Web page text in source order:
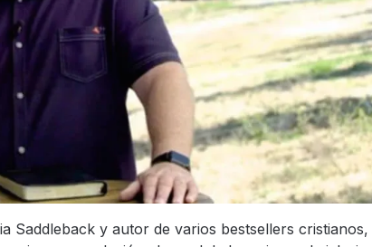
Saddleback y autor de varios bestsellers cristianos,